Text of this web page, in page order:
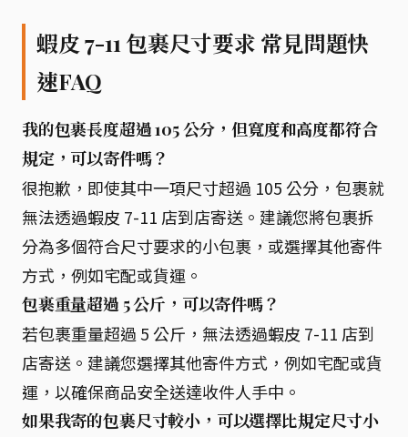
蝦皮 7-11 包裹尺寸要求 常見問題快
速FAQ
我的包裹長度超過 105 公分，但寬度和高度都符合
規定，可以寄件嗎？
很抱歉，即使其中一項尺寸超過 105 公分，包裹就
無法透過蝦皮 7-11 店到店寄送。建議您將包裹拆
分為多個符合尺寸要求的小包裹，或選擇其他寄件
方式，例如宅配或貨運。
包裹重量超過 5 公斤，可以寄件嗎？
若包裹重量超過 5 公斤，無法透過蝦皮 7-11 店到
店寄送。建議您選擇其他寄件方式，例如宅配或貨
運，以確保商品安全送達收件人手中。
如果我寄的包裹尺寸較小，可以選擇比規定尺寸小